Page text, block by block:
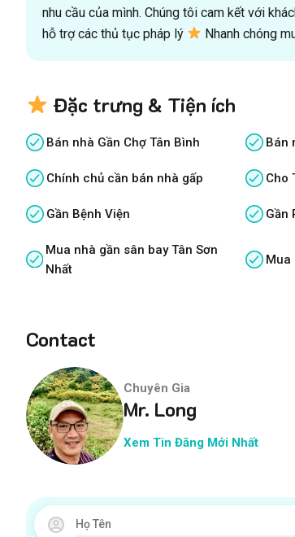
nhu cầu của mình. Chúng tôi cam kết với
hỗ trợ các thủ tục pháp lý
Nhanh chóng
Đặc trưng & Tiện ích
Bán nhà Gần Chợ Tân Bình Bán
Chính chủ cần bán nhà gấp Cho
Gần Bệnh Viện Gần
Mua nhà gần sân bay Tân Sơn
Nhất
Mua
Contact
Chuyên Gia
Mr. Long
Xem Tin Đăng Mới Nhất